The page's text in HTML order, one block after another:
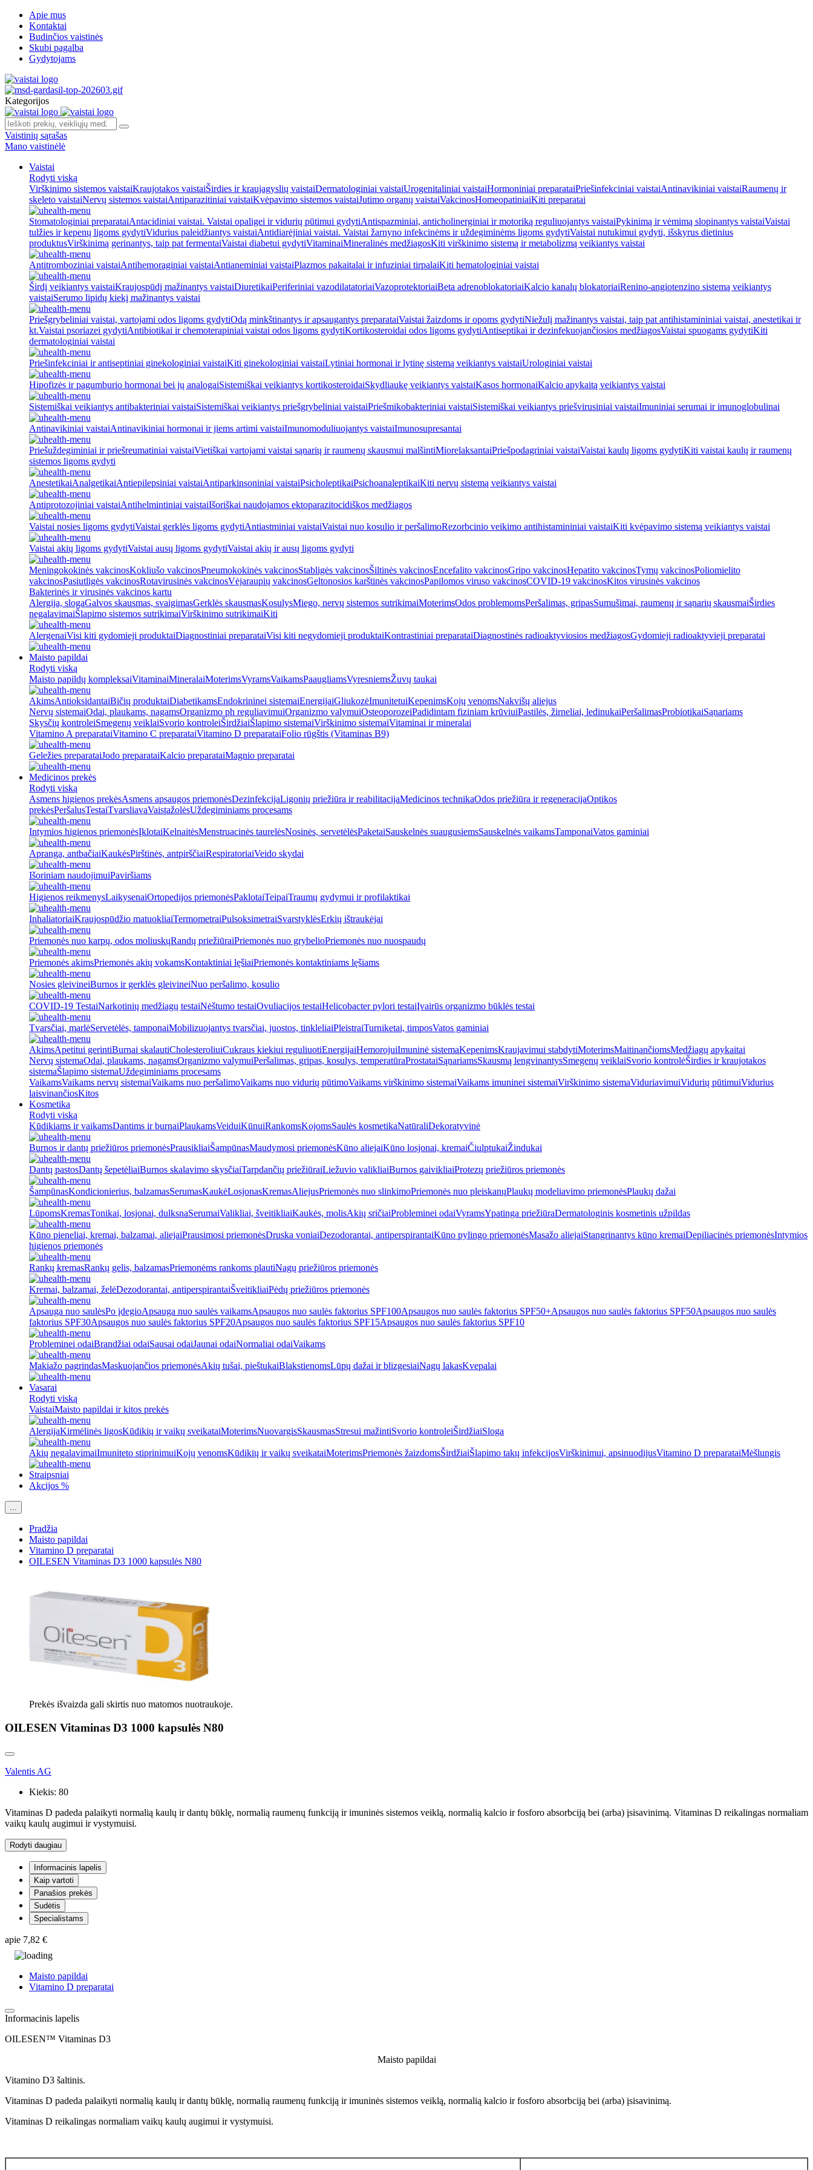
Apie mus
Kontaktai
Budinčios vaistinės
Skubi pagalba
Gydytojams
Kategorijos
Vaistinių sąrašas
Mano vaistinėlė
Vaistai
Rodyti viską
Virškinimo sistemos vaistaiKraujotakos vaistaiŠirdies ir kraujagyslių vaistaiDermatologiniai vaistaiUrogenitaliniai vaistaiHormoniniai preparataiPriešinfekciniai vaistaiAntinavikiniai vaistaiRaumenų ir
skeleto vaistaiNervų sistemos vaistaiAntiparazitiniai vaistaiKvėpavimo sistemos vaistaiJutimo organų vaistaiVakcinosHomeopatiniaiKiti preparatai
Stomatologiniai preparataiAntacidiniai vaistai. Vaistai opaligei ir vidurių pūtimui gydytiAntispazminiai, anticholinerginiai ir motoriką reguliuojantys vaistaiPykinimą ir vėmimą slopinantys vaistaiVaistai
tulžies ir kepenų ligoms gydytiVidurius paleidžiantys vaistaiAntidiarėjiniai vaistai. Vaistai žarnyno infekcinėms ir uždegiminėms ligoms gydytiVaistai nutukimui gydyti, išskyrus dietinius
produktusVirškinimą gerinantys, taip pat fermentaiVaistai diabetui gydytiVitaminaiMineralinės medžiagosKiti virškinimo sistemą ir metabolizmą veikiantys vaistai
Antitromboziniai vaistaiAntihemoraginiai vaistaiAntianeminiai vaistaiPlazmos pakaitalai ir infuziniai tirpalaiKiti hematologiniai vaistai
Širdį veikiantys vaistaiKraujospūdį mažinantys vaistaiDiuretikaiPeriferiniai vazodilatatoriaiVazoprotektoriaiBeta adrenoblokatoriaiKalcio kanalų blokatoriaiRenino-angiotenzino sistemą veikiantys
vaistaiSerumo lipidų kiekį mažinantys vaistai
Priešgrybeliniai vaistai, vartojami odos ligoms gydytiOdą minkštinantys ir apsaugantys preparataiVaistai žaizdoms ir opoms gydytiNiežulį mažinantys vaistai, taip pat antihistamininiai vaistai, anestetikai ir
kt.Vaistai psoriazei gydytiAntibiotikai ir chemoterapiniai vaistai odos ligoms gydytiKortikosteroidai odos ligoms gydytiAntiseptikai ir dezinfekuojančiosios medžiagosVaistai spuogams gydytiKiti
dermatologiniai vaistai
Priešinfekciniai ir antiseptiniai ginekologiniai vaistaiKiti ginekologiniai vaistaiLytiniai hormonai ir lytinę sistemą veikiantys vaistaiUrologiniai vaistai
Hipofizės ir pagumburio hormonai bei jų analogaiSistemiškai veikiantys kortikosteroidaiSkydliaukę veikiantys vaistaiKasos hormonaiKalcio apykaitą veikiantys vaistai
Sistemiškai veikiantys antibakteriniai vaistaiSistemiškai veikiantys priešgrybeliniai vaistaiPriešmikobakteriniai vaistaiSistemiškai veikiantys priešvirusiniai vaistaiImuniniai serumai ir imunoglobulinai
Antinavikiniai vaistaiAntinavikiniai hormonai ir jiems artimi vaistaiImunomoduliuojantys vaistaiImunosupresantai
Priešuždegiminiai ir priešreumatiniai vaistaiVietiškai vartojami vaistai sąnarių ir raumenų skausmui malšintiMiorelaksantaiPriešpodagriniai vaistaiVaistai kaulų ligoms gydytiKiti vaistai kaulų ir raumenų
sistemos ligoms gydyti
AnestetikaiAnalgetikaiAntiepilepsiniai vaistaiAntiparkinsoniniai vaistaiPsicholeptikaiPsichoanaleptikaiKiti nervų sistemą veikiantys vaistai
Antiprotozojiniai vaistaiAntihelmintiniai vaistaiIšoriškai naudojamos ektoparazitocidiškos medžiagos
Vaistai nosies ligoms gydytiVaistai gerklės ligoms gydytiAntiastminiai vaistaiVaistai nuo kosulio ir peršalimoRezorbcinio veikimo antihistamininiai vaistaiKiti kvėpavimo sistemą veikiantys vaistai
Vaistai akių ligoms gydytiVaistai ausų ligoms gydytiVaistai akių ir ausų ligoms gydyti
Meningokokinės vakcinosKokliušo vakcinosPneumokokinės vakcinosStabligės vakcinosŠiltinės vakcinosEncefalito vakcinosGripo vakcinosHepatito vakcinosTymų vakcinosPoliomielito
vakcinosPasiutligės vakcinosRotavirusinės vakcinosVėjaraupių vakcinosGeltonosios karštinės vakcinosPapilomos viruso vakcinosCOVID-19 vakcinosKitos virusinės vakcinos
Bakterinės ir virusinės vakcinos kartu
Alergija, slogaGalvos skausmas, svaigimasGerklės skausmasKosulysMiego, nervų sistemos sutrikimaiMoterimsOdos problemomsPeršalimas, gripasSumušimai, raumenų ir sąnarių skausmaiŠirdies
negalavimaiŠlapimo sistemos sutrikimaiVirškinimo sutrikimaiKiti
AlergenaiVisi kiti gydomieji produktaiDiagnostiniai preparataiVisi kiti negydomieji produktaiKontrastiniai preparataiDiagnostinės radioaktyviosios medžiagosGydomieji radioaktyvieji preparatai
Maisto papildai
Rodyti viską
Maisto papildų kompleksaiVitaminaiMineralaiMoterimsVyramsVaikamsPaaugliamsVyresniemsŽuvų taukai
AkimsAntioksidantaiBičių produktaiDiabetikamsEndokrininei sistemaiEnergijaiGliukozėImunitetuiKepenimsKojų venomsNakvišų aliejus
Nervų sistemaiOdai, plaukams, nagamsOrganizmo ph reguliavimuiOrganizmo valymuiOsteoporozeiPadidintam fiziniam krūviuiPastilės, žirneliai, ledinukaiPeršalimasProbiotikaiSąnariams
Skysčių kontroleiSmegenų veiklaiSvorio kontroleiŠirdžiaiŠlapimo sistemaiVirškinimo sistemaiVitaminai ir mineralai
Vitamino A preparataiVitamino C preparataiVitamino D preparataiFolio rūgštis (Vitaminas B9)
Geležies preparataiJodo preparataiKalcio preparataiMagnio preparatai
Medicinos prekės
Rodyti viską
Asmens higienos prekėsAsmens apsaugos priemonėsDezinfekcijaLigonių priežiūra ir reabilitacijaMedicinos technikaOdos priežiūra ir regeneracijaOptikos
prekėsPeršalusTestaiTvarsliavaVaistažolėsUždegiminiams procesams
Intymios higienos priemonėsĮklotaiKelnaitėsMenstruacinės taurelėsNosinės, servetėlėsPaketaiSauskelnės suaugusiemsSauskelnės vaikamsTamponaiVatos gaminiai
Apranga, antbačiaiKaukėsPirštinės, antpirščiaiRespiratoriaiVeido skydai
Išoriniam naudojimuiPaviršiams
Higienos reikmenysLaikysenaiOrtopedijos priemonėsPaklotaiTeipaiTraumų gydymui ir profilaktikai
InhaliatoriaiKraujospūdžio matuokliaiTermometraiPulsoksimetraiSvarstyklėsErkių ištraukėjai
Priemonės nuo karpų, odos moliuskųRandų priežiūraiPriemonės nuo grybelioPriemonės nuo nuospaudų
Priemonės akimsPriemonės akių vokamsKontaktiniai lęšiaiPriemonės kontaktiniams lęšiams
Nosies gleivineiBurnos ir gerklės gleivineiNuo peršalimo, kosulio
COVID-19 TestaiNarkotinių medžiagų testaiNėštumo testaiOvuliacijos testaiHelicobacter pylori testaiĮvairūs organizmo būklės testai
Tvarsčiai, marlėServetėlės, tamponaiMobilizuojantys tvarsčiai, juostos, tinkleliaiPleistraiTurniketai, timposVatos gaminiai
AkimsApetitui gerintiBurnai skalautiCholesteroliuiCukraus kiekiui reguliuotiEnergijaiHemorojuiImuninė sistemaKepenimsKraujavimui stabdytiMoterimsMaitinančiomsMedžiagų apykaitai
Nervų sistemaOdai, plaukams, nagamsOrganizmo valymuiPeršalimas, gripas, kosulys, temperatūraProstataiSąnariamsSkausmą lengvinantysSmegenų veiklaiSvorio kontrolėŠirdies ir kraujotakos
sistemaŠlapimo sistemaUždegiminiams procesams
VaikamsVaikams nervų sistemaiVaikams nuo peršalimoVaikams nuo vidurių pūtimoVaikams virškinimo sistemaiVaikams imuninei sistemaiVirškinimo sistemaViduriavimuiVidurių pūtimuiVidurius
laisvinančiosKitos
Kosmetika
Rodyti viską
Kūdikiams ir vaikamsDantims ir burnaiPlaukamsVeiduiKūnuiRankomsKojomsSaulės kosmetikaNatūraliDekoratyvinė
Burnos ir dantų priežiūros priemonėsPrausikliaiŠampūnasMaudymosi priemonėsKūno aliejaiKūno losjonai, kremaiČiulptukaiŽindukai
Dantų pastosDantų šepetėliaiBurnos skalavimo skysčiaiTarpdančių priežiūraiLiežuvio valikliaiBurnos gaivikliaiProtezų priežiūros priemonės
ŠampūnasKondicionierius, balzamasSerumasKaukėLosjonasKremasAliejusPriemonės nuo slinkimoPriemonės nuo pleiskanųPlaukų modeliavimo priemonėsPlaukų dažai
LūpomsKremasTonikai, losjonai, dulksnaSerumaiValikliai, šveitikliaiKaukės, molisAkių sričiaiProbleminei odaiVyramsYpatinga priežiūraDermatologinis kosmetinis užpildas
Kūno pieneliai, kremai, balzamai, aliejaiPrausimosi priemonėsDruska voniaiDezodorantai, antiperspirantaiKūno pylingo priemonėsMasažo aliejaiStangrinantys kūno kremaiDepiliacinės priemonėsIntymios
higienos priemonės
Rankų kremasRankų gelis, balzamasPriemonėms rankoms plautiNagų priežiūros priemonės
Kremai, balzamai, želėDezodorantai, antiperspirantaiŠveitikliaiPėdų priežiūros priemonės
Apsauga nuo saulėsPo įdegioApsauga nuo saulės vaikamsApsaugos nuo saulės faktorius SPF100Apsaugos nuo saulės faktorius SPF50+Apsaugos nuo saulės faktorius SPF50Apsaugos nuo saulės
faktorius SPF30Apsaugos nuo saulės faktorius SPF20Apsaugos nuo saulės faktorius SPF15Apsaugos nuo saulės faktorius SPF10
Probleminei odaiBrandžiai odaiSausai odaiJaunai odaiNormaliai odaiVaikams
Makiažo pagrindasMaskuojančios priemonėsAkių tušai, pieštukaiBlakstienomsLūpų dažai ir blizgesiaiNagų lakasKvepalai
Vasarai
Rodyti viską
VaistaiMaisto papildai ir kitos prekės
AlergijaKirmėlinės ligosKūdikių ir vaikų sveikataiMoterimsNuovargisSkausmasStresui mažintiSvorio kontroleiŠirdžiaiSloga
Akių negalavimaiImuniteto stiprinimuiKojų venomsKūdikių ir vaikų sveikataiMoterimsPriemonės žaizdomsŠirdžiaiŠlapimo takų infekcijosVirškinimui, apsinuodijusVitamino D preparataiMėšlungis
Straipsniai
Akcijos %
...
Pradžia
Maisto papildai
Vitamino D preparatai
OILESEN Vitaminas D3 1000 kapsulės N80
Prekės išvaizda gali skirtis nuo matomos nuotraukoje.
OILESEN Vitaminas D3 1000 kapsulės N80
Valentis AG
Kiekis: 80
Vitaminas D padeda palaikyti normalią kaulų ir dantų būklę, normalią raumenų funkciją ir imuninės sistemos veiklą, normalią kalcio ir fosforo absorbciją bei (arba) įsisavinimą. Vitaminas D reikalingas normaliam
vaikų kaulų augimui ir vystymuisi.
Rodyti daugiau
Informacinis lapelis
Kaip vartoti
Panašios prekės
Sudėtis
Specialistams
apie 7,82 €
Maisto papildai
Vitamino D preparatai
Informacinis lapelis
OILESEN™ Vitaminas D3
Maisto papildai
Vitamino D3 šaltinis.
Vitaminas D padeda palaikyti normalią kaulų ir dantų būklę, normalią raumenų funkciją ir imuninės sistemos veiklą, normalią kalcio ir fosforo absorbciją bei (arba) įsisavinimą.
Vitaminas D reikalingas normaliam vaikų kaulų augimui ir vystymuisi.